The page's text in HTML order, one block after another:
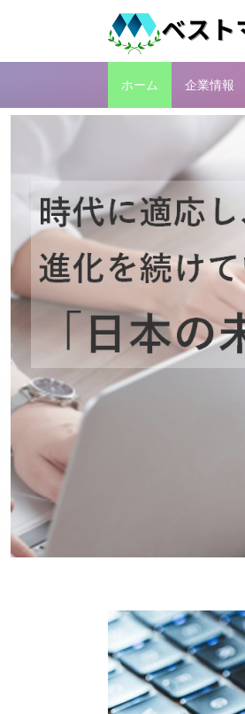
ホーム 企業情報